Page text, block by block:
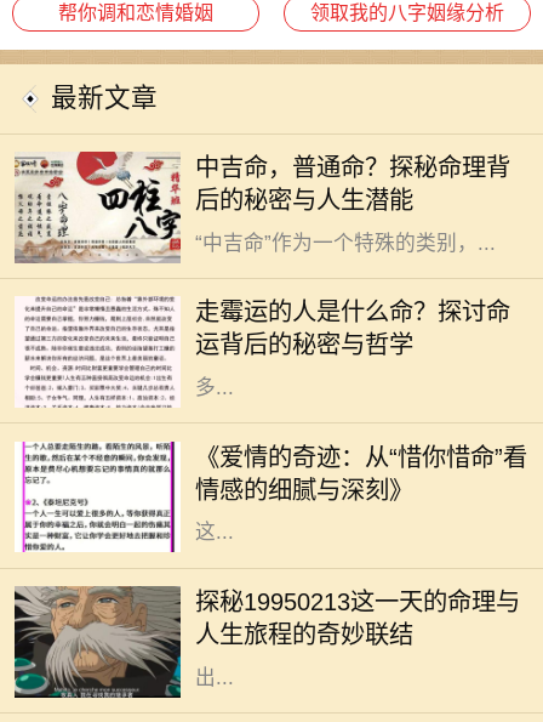
帮你调和恋情婚姻 领取我的八字姻缘分析
最新文章
中吉命，普通命？探秘命理背
后的秘密与人生潜能
在中国传统命理学中，人们常常将自
己的命运与生辰八字联系在一起，其
中“吉”和“凶”是最为常见的分类。而
“中吉命”作为一个特殊的类别，...
走霉运的人是什么命？探讨命
运背后的秘密与哲学
在我们的生活中，总会遇到一些人，
他们似乎总是与霉运相伴，无论是事
业、感情还是健康，似乎都在不断遭
遇挫折和不顺。这样的现象引发了许
多...
《爱情的奇迹：从“惜你惜命”看
情感的细腻与深刻》
在这个快节奏的时代，爱情似乎变得
越来越稀薄。然而，在某些情感的角
落，却依旧有一种深沉而细腻的情感
在悄然滋长。那就是“惜你惜命”。
这...
探秘19950213这一天的命理与
人生旅程的奇妙联结
在命理学中，每个人的生日都承载着
独特的命运密码。1995年2月13日，
这一天的出生者往往被认为拥有丰富
的内在潜能与无限的可能性。那么，
出...
19474年，这一神秘的年份似乎充满